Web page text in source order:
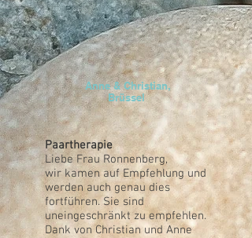
Anne & Christian,
Brüssel
Paartherapie
Liebe Frau Ronnenberg,
wir kamen auf Empfehlung und
werden auch genau dies
fortführen. Sie sind
uneingeschränkt zu empfehlen.
Dank von Christian und Anne